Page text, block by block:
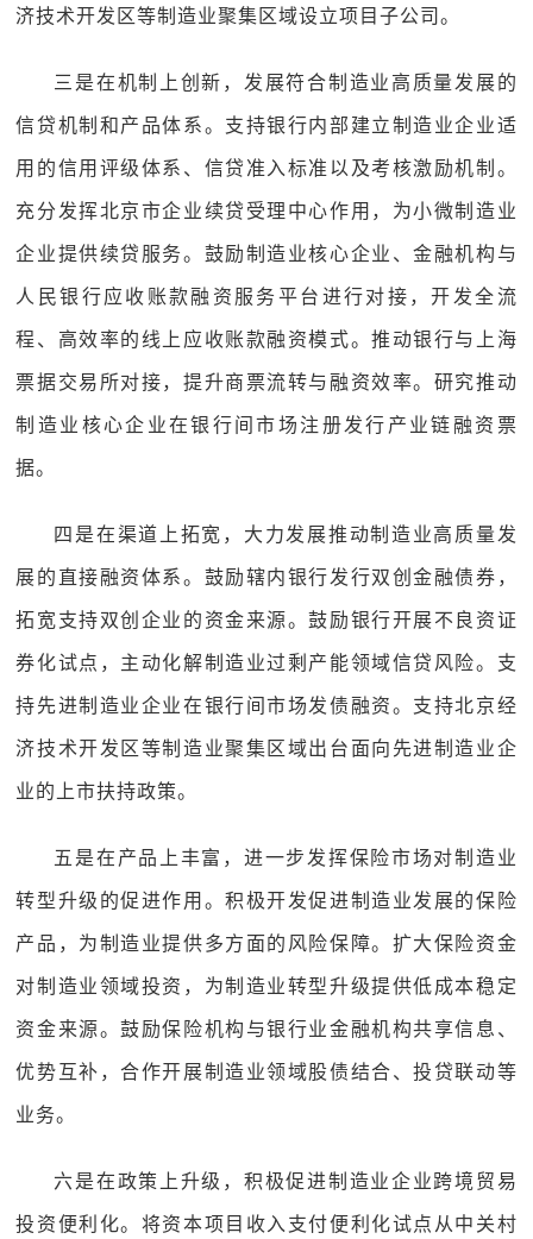
济技术开发区等制造业聚集区域设立项目子公司。
三是在机制上创新，发展符合制造业高质量发展的
信贷机制和产品体系。支持银行内部建立制造业企业适
用的信用评级体系、信贷准入标准以及考核激励机制。
充分发挥北京市企业续贷受理中心作用，为小微制造业
企业提供续贷服务。鼓励制造业核心企业、金融机构与
人民银行应收账款融资服务平台进行对接，开发全流
程、高效率的线上应收账款融资模式。推动银行与上海
票据交易所对接，提升商票流转与融资效率。研究推动
制造业核心企业在银行间市场注册发行产业链融资票
据。
四是在渠道上拓宽，大力发展推动制造业高质量发
展的直接融资体系。鼓励辖内银行发行双创金融债券，
拓宽支持双创企业的资金来源。鼓励银行开展不良资证
券化试点，主动化解制造业过剩产能领域信贷风险。支
持先进制造业企业在银行间市场发债融资。支持北京经
济技术开发区等制造业聚集区域出台面向先进制造业企
业的上市扶持政策。
五是在产品上丰富，进一步发挥保险市场对制造业
转型升级的促进作用。积极开发促进制造业发展的保险
产品，为制造业提供多方面的风险保障。扩大保险资金
对制造业领域投资，为制造业转型升级提供低成本稳定
资金来源。鼓励保险机构与银行业金融机构共享信息、
优势互补，合作开展制造业领域股债结合、投贷联动等
业务。
六是在政策上升级，积极促进制造业企业跨境贸易
投资便利化。将资本项目收入支付便利化试点从中关村